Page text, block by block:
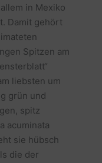
in Mexiko
Damit gehört
Spitzen am
liebsten um
grün und
spitz
acuminata
sie hübsch
die der